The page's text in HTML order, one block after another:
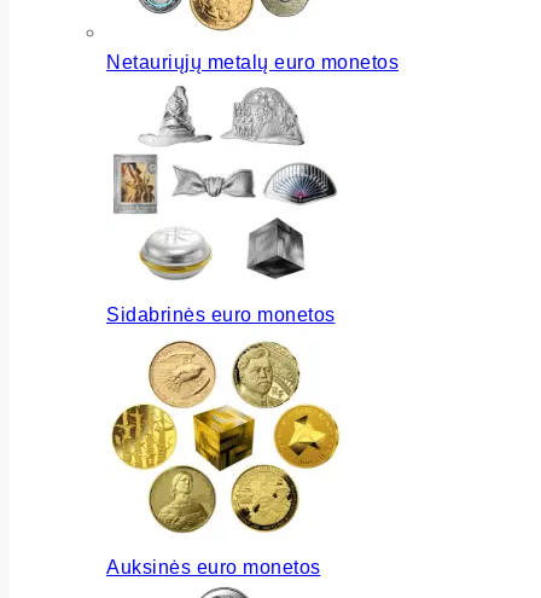
Netauriųjų metalų euro monetos
Sidabrinės euro monetos
Auksinės euro monetos